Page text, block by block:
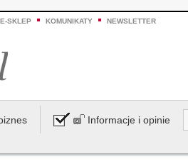
E-SKLEP KOMUNIKATY NEWSLETTER
Informacje i opinie